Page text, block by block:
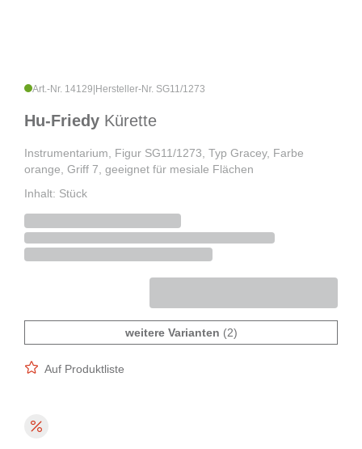
Art.-Nr. 14129 Hersteller-Nr. SG11/1273
Hu-Friedy Kürette
Instrumentarium, Figur SG11/1273, Typ Gracey, Farbe
orange, Griff 7, geeignet für mesiale Flächen
Inhalt: Stück
weitere Varianten (2)
Auf Produktliste